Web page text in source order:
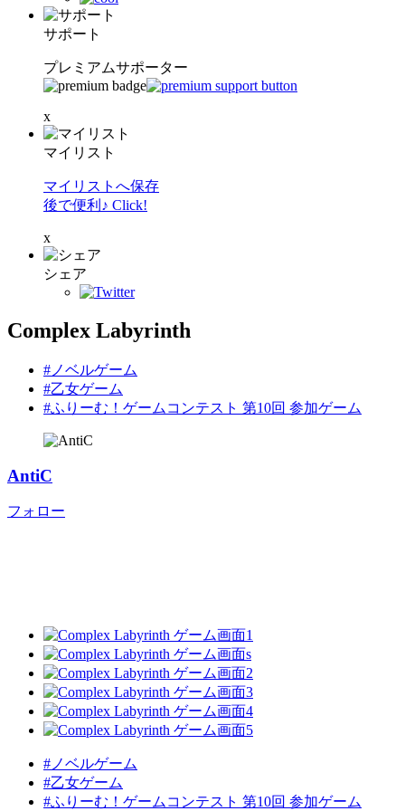
サポート
プレミアムサポーター
x
マイリスト
マイリストへ保存
後で便利♪ Click!
x
シェア
Complex Labyrinth
#ノベルゲーム
#乙女ゲーム
#ふりーむ！ゲームコンテスト 第10回 参加ゲーム
AntiC
フォロー
#ノベルゲーム
#乙女ゲーム
#ふりーむ！ゲームコンテスト 第10回 参加ゲーム